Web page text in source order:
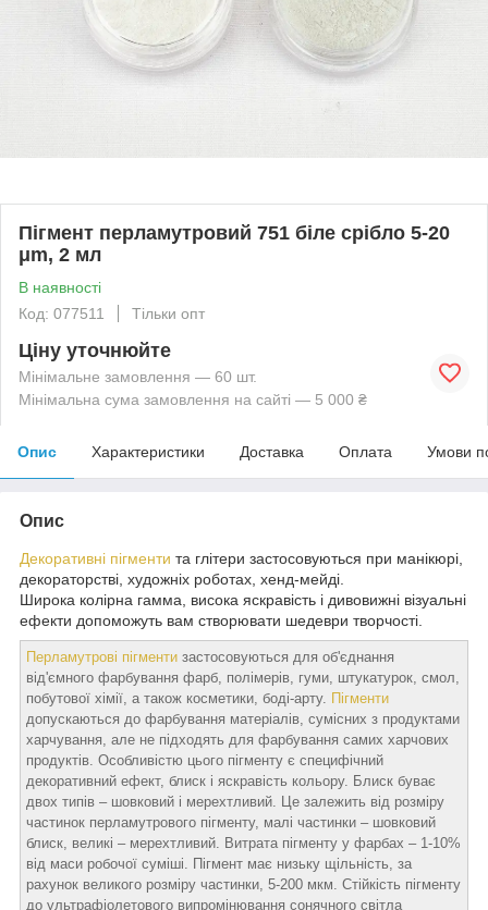
Пігмент перламутровий 751 біле срібло 5-20
μm, 2 мл
В наявності
Код: 077511
Тільки опт
Ціну уточнюйте
Мінімальне замовлення — 60 шт.
Мінімальна сума замовлення на сайті — 5 000 ₴
Опис Характеристики Доставка Оплата Умови
Опис
Декоративні пігменти та глітери застосовуються при манікюрі,
декораторстві, художніх роботах, хенд-мейді.
Широка колірна гамма, висока яскравість і дивовижні візуальні
ефекти допоможуть вам створювати шедеври творчості.
Перламутрові пігменти застосовуються для об'єднання
від'ємного фарбування фарб, полімерів, гуми, штукатурок, смол,
побутової хімії, а також косметики, боді-арту. Пігменти
допускаються до фарбування матеріалів, сумісних з продуктами
харчування, але не підходять для фарбування самих харчових
продуктів. Особливістю цього пігменту є специфічний
декоративний ефект, блиск і яскравість кольору. Блиск буває
двох типів – шовковий і мерехтливий. Це залежить від розміру
частинок перламутрового пігменту, малі частинки – шовковий
блиск, великі – мерехтливий. Витрата пігменту у фарбах – 1-10%
від маси робочої суміші. Пігмент має низьку щільність, за
рахунок великого розміру частинки, 5-200 мкм. Стійкість пігменту
до ультрафіолетового випромінювання сонячного світла